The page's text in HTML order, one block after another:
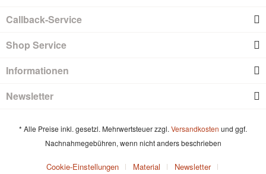
Callback-Service
Shop Service
Informationen
Newsletter
* Alle Preise inkl. gesetzl. Mehrwertsteuer zzgl. Versandkosten und ggf.
Nachnahmegebühren, wenn nicht anders beschrieben
Cookie-Einstellungen Material
Newsletter